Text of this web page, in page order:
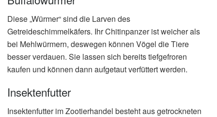
Diese „Würmer“ sind die Larven des
Getreideschimmelkäfers. Ihr Chitinpanzer ist weicher als
bei Mehlwürmern, deswegen können Vögel die Tiere
besser verdauen. Sie lassen sich bereits tiefgefroren
kaufen und können dann aufgetaut verfüttert werden.
Insektenfutter
Insektenfutter im Zootierhandel besteht aus getrockneten